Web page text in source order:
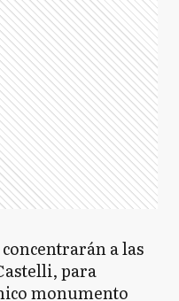
a las
para
monumento